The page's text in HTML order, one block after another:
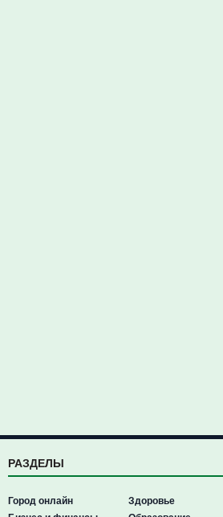
РАЗДЕЛЫ
Город онлайн
Здоровье